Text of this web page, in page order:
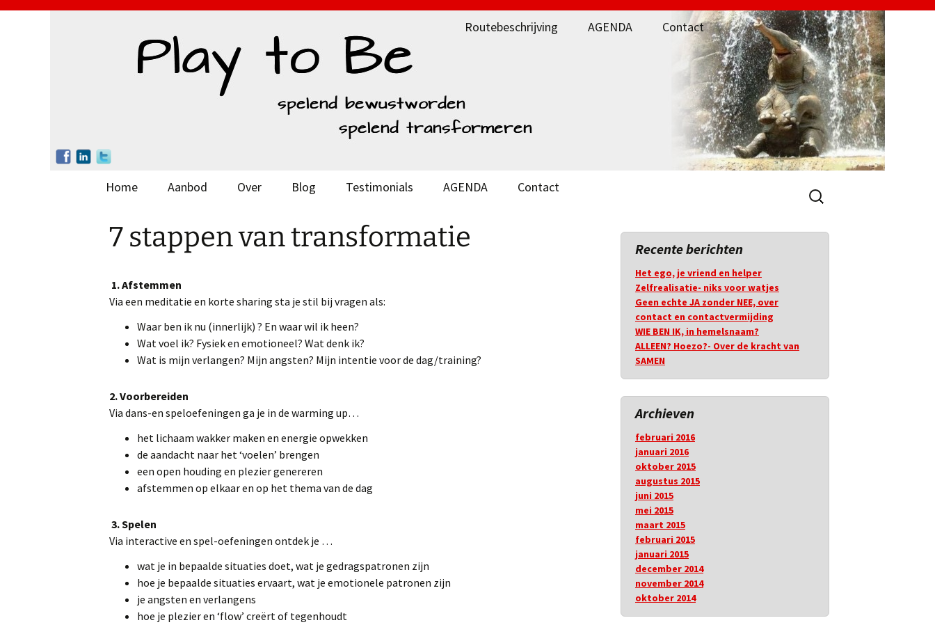
Routebeschrijving AGENDA Contact
naar
inhoud
Home Aanbod Over
Kirsten Lüpke
Blog Testimonials AGENDA Contact
Zoeken
naar:
7 stappen van transformatie
1. Afstemmen
Via een meditatie en korte sharing sta je stil bij vragen als:
Waar ben ik nu (innerlijk) ? En waar wil ik heen?
Wat voel ik? Fysiek en emotioneel? Wat denk ik?
Wat is mijn verlangen? Mijn angsten? Mijn intentie voor de dag/training?
2. Voorbereiden
Via dans-en speloefeningen ga je in de warming up…
het lichaam wakker maken en energie opwekken
de aandacht naar het ‘voelen’ brengen
een open houding en plezier genereren
afstemmen op elkaar en op het thema van de dag
3. Spelen
Via interactive en spel-oefeningen ontdek je …
wat je in bepaalde situaties doet, wat je gedragspatronen zijn
hoe je bepaalde situaties ervaart, wat je emotionele patronen zijn
je angsten en verlangens
hoe je plezier en ‘flow’ creërt of tegenhoudt
Recente berichten
Het ego, je vriend en helper
Zelfrealisatie- niks voor watjes
Geen echte JA zonder NEE, over
contact en contactvermijding
WIE BEN IK, in hemelsnaam?
ALLEEN? Hoezo?- Over de kracht van
SAMEN
Archieven
februari 2016
januari 2016
oktober 2015
augustus 2015
juni 2015
mei 2015
maart 2015
februari 2015
januari 2015
december 2014
november 2014
oktober 2014